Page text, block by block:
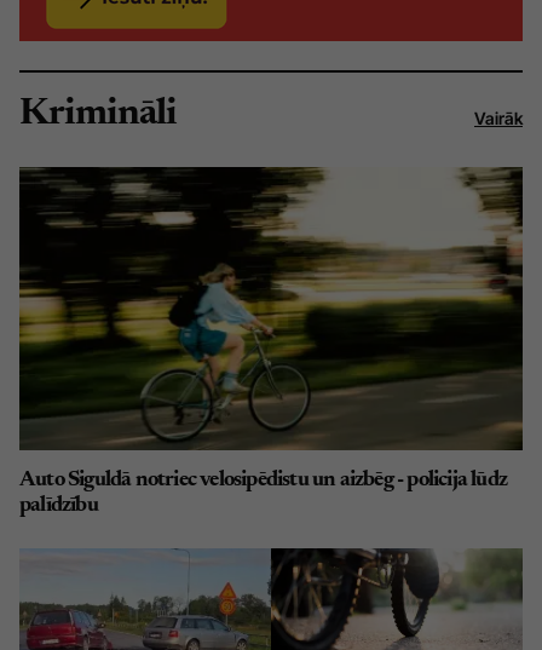
Krimināli Vairāk
Auto Siguldā notriec velosipēdistu un aizbēg - policija lūdz
palīdzību